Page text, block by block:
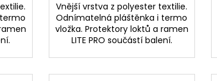
Vnější vrstva z polyester textilie.
Odnímatelná pláštěnka i termo
vložka. Protektory loktů a ramen
LITE PRO součástí balení.